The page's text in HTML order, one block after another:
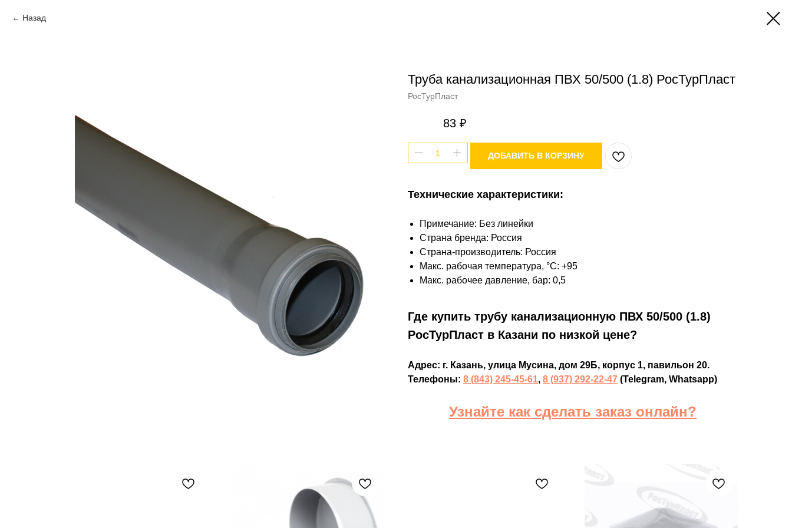
Назад
Труба канализационная ПВХ 50/500 (1.8) РосТурПласт
РосТурПласт
83 ₽
ДОБАВИТЬ В КОРЗИНУ
Технические характеристики:
Примечание: Без линейки
Страна бренда: Россия
Страна-производитель: Россия
Макс. рабочая температура, °C: +95
Макс. рабочее давление, бар: 0,5
Где купить трубу канализационную ПВХ 50/500 (1.8)
РосТурПласт в Казани по низкой цене?
Адрес: г. Казань, улица Мусина, дом 29Б, корпус 1, павильон 20.
Телефоны: 8 (843) 245-45-61, 8 (937) 292-22-47 (Telegram, Whatsapp)
Узнайте как сделать заказ онлайн?